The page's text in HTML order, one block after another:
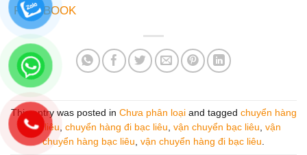
FACEBOOK
This entry was posted in Chưa phân loạiand tagged chuyển hàng
bạc liêu chuyển hàng đi bạc liêu vận chuyển bạc liêu vận
chuyển hàng bạc liêu vận chuyển hàng đi bạc liêu